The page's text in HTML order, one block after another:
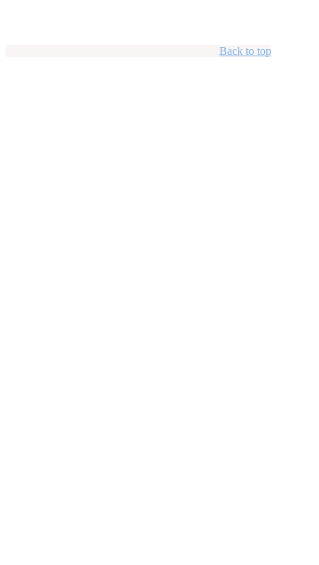
Back to top